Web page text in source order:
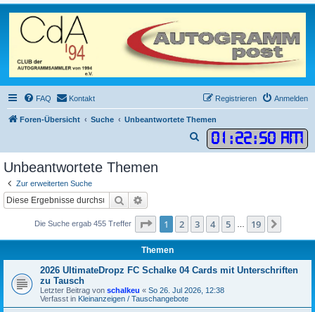
FAQ Kontakt Anmelden
Registrieren
Foren-Übersicht Suche Unbeantwortete Themen
01 :22:50 AM
u
Unbeantwortete Themen
Zur erweiterten Suche
Suche
Die Suche ergab 455 Treffer Seite 1von 19
1 2 3 4 5 19
Themen
2026 UltimateDropz FC Schalke 04 Cards mit Unterschriften
zu Tausch
Letzter Beitrag von schalkeu « So 26. Jul 2026, 12:38
Verfasst in Kleinanzeigen / Tauschangebote